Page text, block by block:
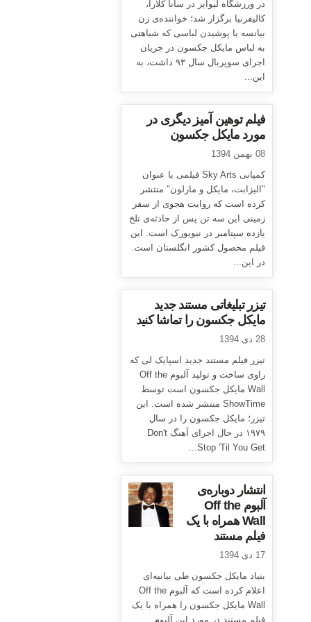
در ورزشگاه لیوایز در سانا کلارا،
کالیفرنیا برگزار شد؛ خواننده‌ی زن
بیانسه با پوشیدن لباسی که شباهتی
به لباس مایکل جکسون در جریان
اجرای سوپربال سال ۹۳ داشت، به
این...
فیلم توهین آمیز دیگری در
مورد مایکل جکسون
08 بهمن 1394
کمپانی Sky Arts فیلمی با عنوان
"الیزابت، مایکل و مارلون" منتشر
کرده است که روایت هجوی از سفر
زمینی این سه تن پس از حادثه‌ی تلخ
یازده سپتامبر در نیویورک است. این
فیلم محصول کشور انگلستان است.
در این...
تیزر تبلیغاتی مستند جدید
مایکل جکسون را تماشا کنید
28 دی 1394
تیزر فیلم مستند جدید اسپایک لی که
راوی ساخت و تولید آلبوم Off the
Wall مایکل جکسون است توسط
ShowTime منتشر شده است. این
تیزر؛ مایکل جکسون را در سال
۱۹۷۹ در حال اجرای آهنگ Don't
Stop 'Til You Get...
انتشار دوباره‌ی
آلبوم Off the
Wall همراه با یک
فیلم مستند
17 دی 1394
بنیاد مایکل جکسون طی بیانیه‌ای
اعلام کرده است که آلبوم Off the
Wall مایکل جکسون را همراه با یک